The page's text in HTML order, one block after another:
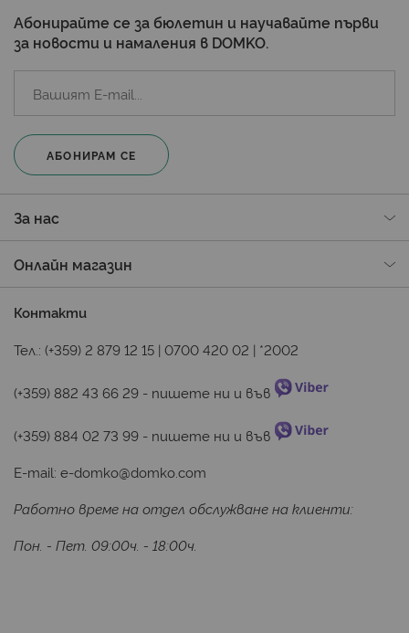
Абонирайте се за бюлетин и научавайте първи
за новости и намаления в DOMKO.
АБОНИРАМ СЕ
За нас
Онлайн магазин
Контакти
Тел.: (+359) 2 879 12 15 | 0700 420 02 | *2002
(+359) 882 43 66 29 - пишете ни и във
(+359) 884 02 73 99 - пишете ни и във
E-mail: e-domko@domko.com
Работно време на отдел обслужване на клиенти:
Пон. - Пет. 09:00ч. - 18:00ч.